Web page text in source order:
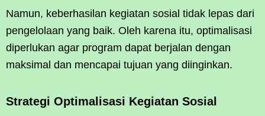
Namun, keberhasilan kegiatan sosial tidak lepas dari
pengelolaan yang baik. Oleh karena itu, optimalisasi
diperlukan agar program dapat berjalan dengan
maksimal dan mencapai tujuan yang diinginkan.
Strategi Optimalisasi Kegiatan Sosial